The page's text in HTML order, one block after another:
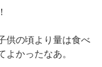
供の頃より量は食べ
かったなあ。